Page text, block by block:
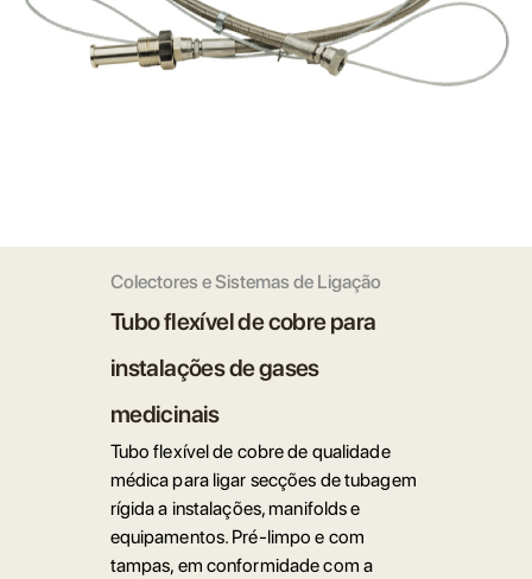
Colectores e Sistemas de Ligação
Tubo flexível de cobre para
instalações de gases
medicinais
Tubo flexível de cobre de qualidade
médica para ligar secções de tubagem
rígida a instalações, manifolds e
equipamentos. Pré-limpo e com
tampas, em conformidade com a